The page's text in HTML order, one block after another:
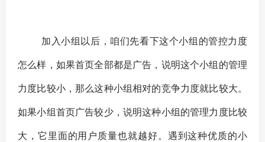
加入小组以后，咱们先看下这个小组的管控力度
怎么样，如果首页全部都是广告，说明这个小组的管理
力度比较小，那么这种小组相对的竞争力度就比较大。
如果小组首页广告较少，说明这种小组的管理力度比较
大，它里面的用户质量也就越好。遇到这种优质的小